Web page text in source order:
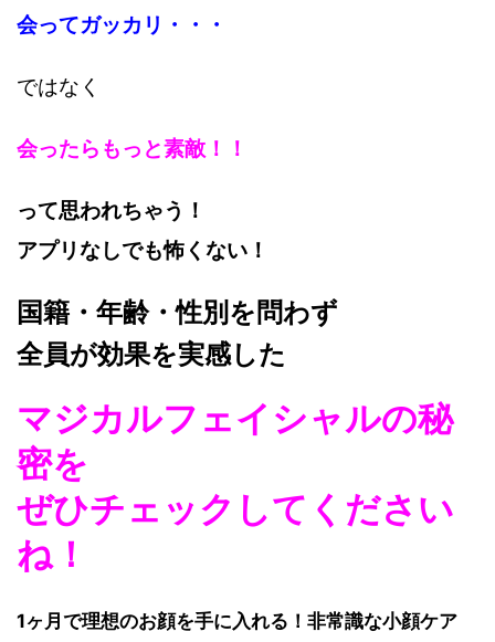
会ってガッカリ・・・
ではなく
会ったら もっと素敵！ ！
って思われちゃう！
アプリなしでも怖くない！
国籍・年齢・性別を問わず
全員が効果を実感した
マジカルフェイシャルの秘
密を
ぜひチェックしてください
ね！
1ヶ月で理想のお顔を手に入れる！非常識な小顔ケア